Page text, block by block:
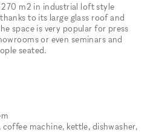
m2 in industrial loft style
to its large glass roof and
space is very popular for press
or even seminars and
seated.
machine, kettle, dishwasher,